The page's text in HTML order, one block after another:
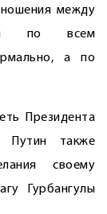
между
по всем
а по
Президента
Путин также
своему
Гурбангулы